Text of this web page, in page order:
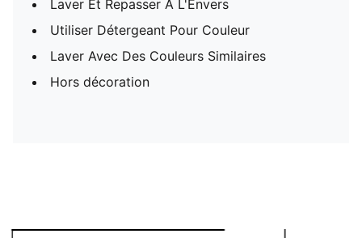
Laver Et Repasser À L'Envers
Utiliser Détergeant Pour Couleur
Laver Avec Des Couleurs Similaires
Hors décoration